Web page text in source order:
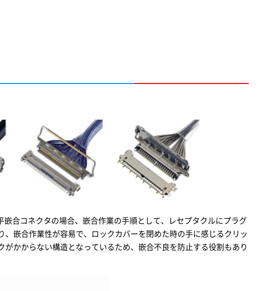
合コネクタの場合、嵌合作業の手順として、レセプタクルにプラグ
嵌合作業性が容易で、ロックカバーを閉めた時の手に感じるクリッ
かからない構造となっているため、嵌合不良を防止する役割もあり